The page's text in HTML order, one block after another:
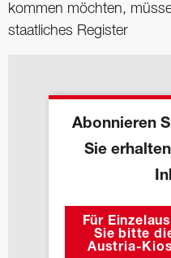
kommen möchten,
staatliches Register
Abonnieren
Sie
Für
Sie bitte
Austria-